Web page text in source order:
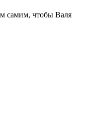
самим, чтобы Валя